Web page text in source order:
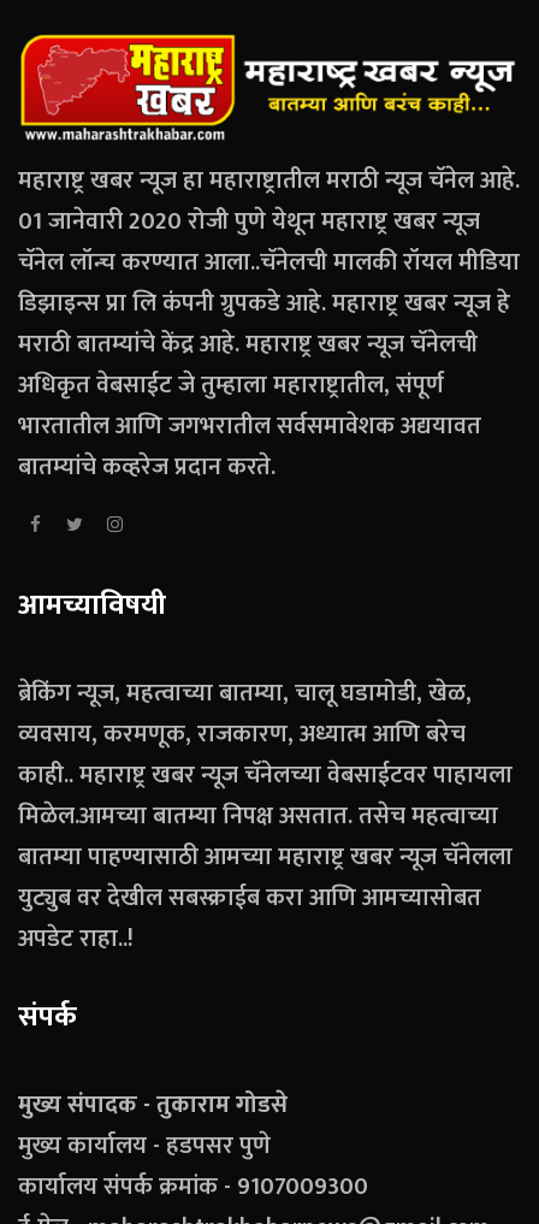
महाराष्ट्र खबर न्यूज हा महाराष्ट्रातील मराठी न्यूज चॅनेल आहे.
01 जानेवारी 2020 रोजी पुणे येथून महाराष्ट्र खबर न्यूज
चॅनेल लॉन्च करण्यात आला..चॅनेलची मालकी रॉयल मीडिया
डिझाइन्स प्रा लि कंपनी ग्रुपकडे आहे. महाराष्ट्र खबर न्यूज हे
मराठी बातम्यांचे केंद्र आहे. महाराष्ट्र खबर न्यूज चॅनेलची
अधिकृत वेबसाईट जे तुम्हाला महाराष्ट्रातील, संपूर्ण
भारतातील आणि जगभरातील सर्वसमावेशक अद्ययावत
बातम्यांचे कव्हरेज प्रदान करते.
आमच्याविषयी
ब्रेकिंग न्यूज, महत्वाच्या बातम्या, चालू घडामोडी, खेळ,
व्यवसाय, करमणूक, राजकारण, अध्यात्म आणि बरेच
काही.. महाराष्ट्र खबर न्यूज चॅनेलच्या वेबसाईटवर पाहायला
मिळेल.आमच्या बातम्या निपक्ष असतात. तसेच महत्वाच्या
बातम्या पाहण्यासाठी आमच्या महाराष्ट्र खबर न्यूज चॅनेलला
युट्युब वर देखील सबस्क्राईब करा आणि आमच्यासोबत
अपडेट राहा..!
संपर्क
मुख्य संपादक - तुकाराम गोडसे
मुख्य कार्यालय - हडपसर पुणे
कार्यालय संपर्क क्रमांक - 9107009300